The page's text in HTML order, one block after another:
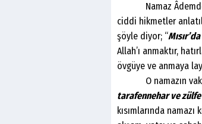
Namaz Âdemden
ciddi hikmetler
şöyle diyor; “
Allah’ı anmaktır,
övgüye ve anmaya
O namazın
tarafennehar ve
kısımlarında